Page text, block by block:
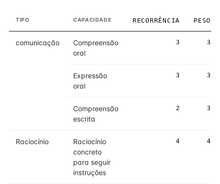
TIPO CAPACIDADE RECORRÊNCIA PESO
comunicação
Compreensão
oral
3 3
Expressão
oral
3 3
Compreensão
escrita
2 3
Raciocínio
Raciocínio
concreto
para seguir
instruções
4 4